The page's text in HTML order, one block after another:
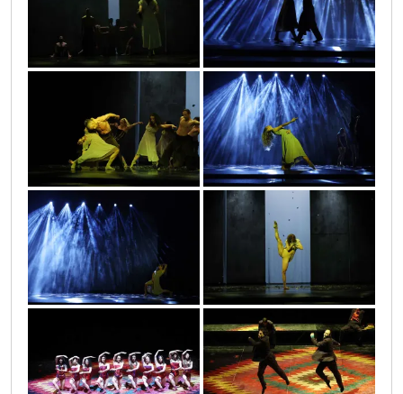
infinitas_1_31 infinitas_1_25
infinitas_1_33 infinitas_1_27
infinitas_1_26 infinitas_1_32
infinitas_1_55 infinitas_1_41